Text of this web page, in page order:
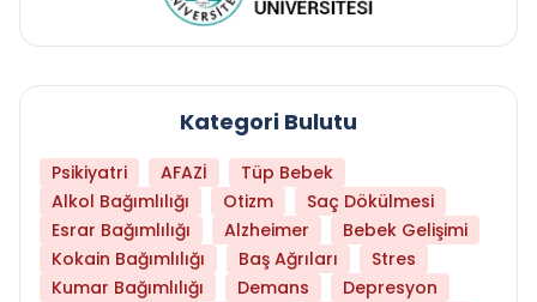
Kategori Bulutu
Psikiyatri AFAZİ
Tüp Bebek
Alkol Bağımlılığı
Otizm
Saç Dökülmesi
Esrar Bağımlılığı
Alzheimer
Bebek Gelişimi
Kokain Bağımlılığı
Baş Ağrıları
Stres
Kumar Bağımlılığı
Demans
Depresyon